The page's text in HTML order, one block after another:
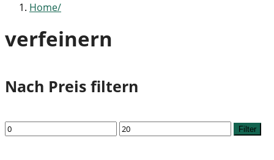
Home
verfeinern
Nach Preis filtern
Min.
Preis
Max.
Preis
Filter